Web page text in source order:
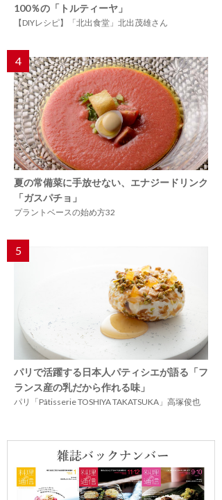
100％の「トルティーヤ」
【DIYレシピ】「北出食堂」北出茂雄さん
4
夏の常備菜に手放せない、エナジードリンク
「ガスパチョ」
プラントベースの始め方32
5
パリで活躍する日本人パティシエが語る「フ
ランス産の乳だから作れる味」
パリ「Pâtisserie TOSHIYA TAKATSUKA」高塚俊也